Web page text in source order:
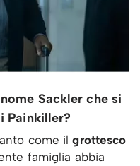
Sackler che si
Painkiller?
come ilgrottesco
famiglia abbia